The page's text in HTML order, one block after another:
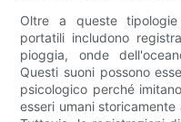
Oltre a queste
portatili includono
pioggia, onde
Questi suoni possono
psicologico perché
esseri umani